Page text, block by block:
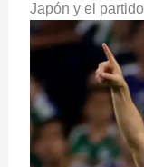
Japón y el